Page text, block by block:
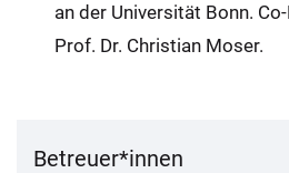
an der Universität Bonn.
Prof. Dr. Christian Moser.
Betreuer*innen